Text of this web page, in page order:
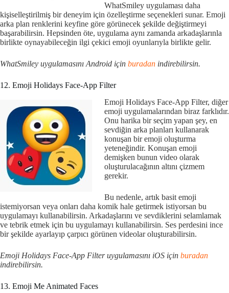
WhatSmiley uygulaması daha
kişiselleştirilmiş bir deneyim için özelleştirme seçenekleri sunar. Emoji
arka plan renklerini keyfine göre görünecek şekilde değiştirmeyi
başarabilirsin. Hepsinden öte, uygulama aynı zamanda arkadaşlarınla
birlikte oynayabileceğin ilgi çekici emoji oyunlarıyla birlikte gelir.
WhatSmiley uygulamasını Android için buradan indirebilirsin.
12. Emoji Holidays Face-App Filter
Emoji Holidays Face-App Filter, diğer
emoji uygulamalarından biraz farklıdır.
Onu harika bir seçim yapan şey, en
sevdiğin arka planları kullanarak
konuşan bir emoji oluşturma
yeteneğindir. Konuşan emoji
demişken bunun video olarak
oluşturulacağının altını çizmem
gerekir.
Bu nedenle, artık basit emoji
istemiyorsan veya onları daha komik hale getirmek istiyorsan bu
uygulamayı kullanabilirsin. Arkadaşlarını ve sevdiklerini selamlamak
ve tebrik etmek için bu uygulamayı kullanabilirsin. Ses perdesini ince
bir şekilde ayarlayıp çarpıcı görünen videolar oluşturabilirsin.
Emoji Holidays Face-App Filter uygulamasını iOS için buradan
indirebilirsin.
13. Emoji Me Animated Faces